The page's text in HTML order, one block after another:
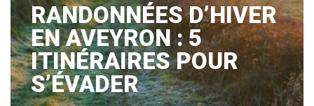
RANDONNÉES D’HIVER
EN AVEYRON : 5
ITINÉRAIRES POUR
S’ÉVADER